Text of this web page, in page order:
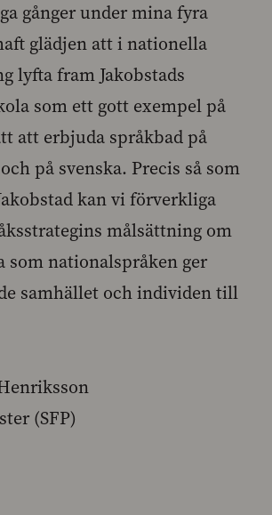
gånger under mina fyra
glädjen att i nationella
lyfta fram Jakobstads
som ett gott exempel på
att erbjuda språkbad på
på svenska. Precis så som
kan vi förverkliga
målsättning om
som nationalspråken ger
samhället och individen till
(SFP)